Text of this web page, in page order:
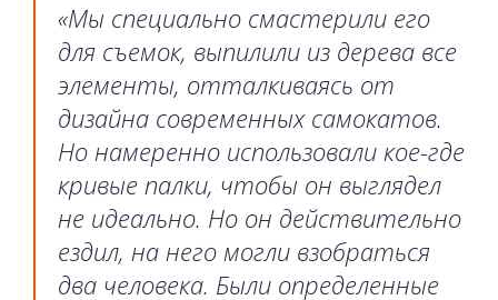
«Мы специально смастерили его
для съемок, выпилили из дерева все
элементы, отталкиваясь от
дизайна современных самокатов.
Но намеренно использовали кое-где
кривые палки, чтобы он выглядел
не идеально. Но он действительно
ездил, на него могли взобраться
два человека. Были определенные